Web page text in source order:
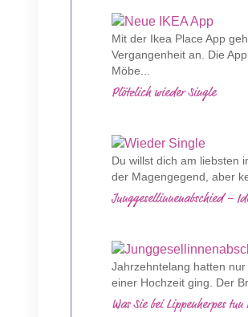
Mit der Ikea Place App
Vergangenheit an. Die
Möbe...
Plötzlich wieder Single
Du willst dich am liebsten
der Magengegend, aber
Junggesellinnenabschied –
Jahrzehntelang hatten
einer Hochzeit ging. Der
Was Sie bei Lippenherpes tun